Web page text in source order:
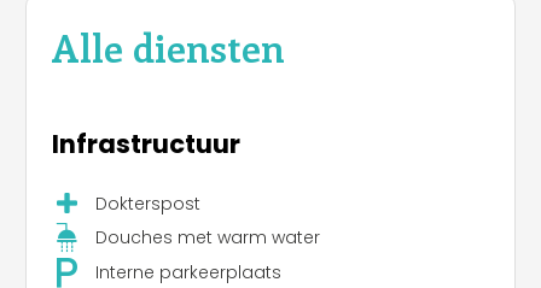
Alle diensten
Infrastructuur
Dokterspost
Douches met warm water
Interne parkeerplaats